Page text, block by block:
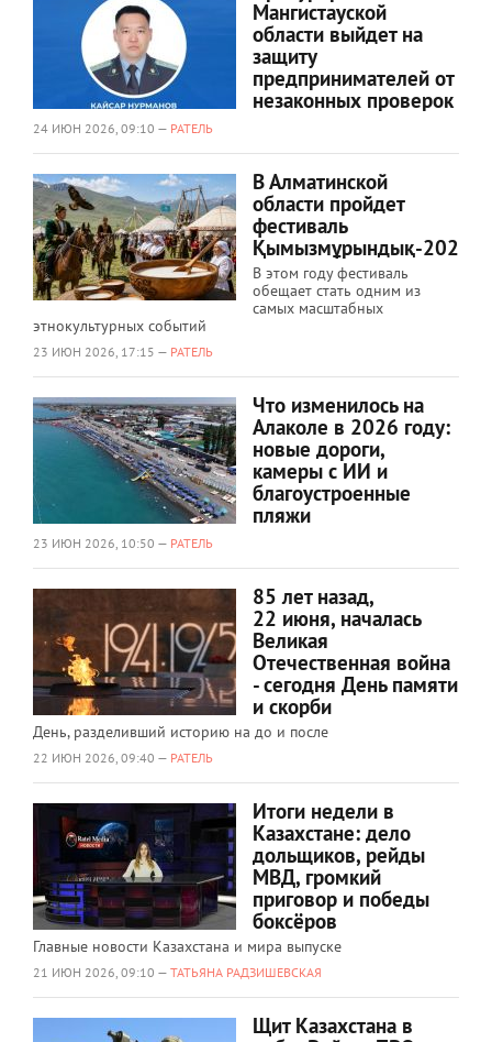
Мангистауской
области выйдет на
защиту
предпринимателей от
незаконных проверок
24 ИЮН 2026, 09:10 — РАТЕЛЬ
В Алматинской
области пройдет
фестиваль
Қымызмұрындық-2026
В этом году фестиваль
обещает стать одним из
самых масштабных
этнокультурных событий
23 ИЮН 2026, 17:15 — РАТЕЛЬ
Что изменилось на
Алаколе в 2026 году:
новые дороги,
камеры с ИИ и
благоустроенные
пляжи
23 ИЮН 2026, 10:50 — РАТЕЛЬ
85 лет назад,
22 июня, началась
Великая
Отечественная война
- сегодня День памяти
и скорби
День, разделивший историю на до и после
22 ИЮН 2026, 09:40 — РАТЕЛЬ
Итоги недели в
Казахстане: дело
дольщиков, рейды
МВД, громкий
приговор и победы
боксёров
Главные новости Казахстана и мира выпуске
21 ИЮН 2026, 09:10 — ТАТЬЯНА РАДЗИШЕВСКАЯ
Щит Казахстана в